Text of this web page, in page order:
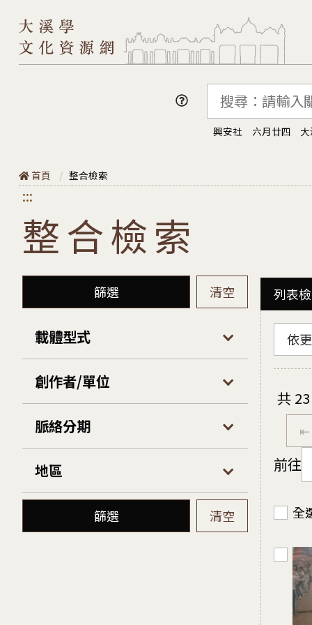
興安社 六月廿四
首頁 整合檢索
:::
整合檢索
篩選 清空
載體型式
創作者/單位
脈絡分期
地區
篩選 清空
列表
依
共
⇤
前往
全
選